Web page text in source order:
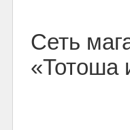
Сеть
«Тотоша